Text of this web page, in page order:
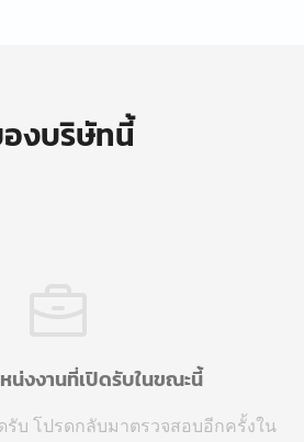
งบริษัทนี้
น่งงานที่เปิดรับในขณะนี้
รับ โปรดกลับมาตรวจสอบอีกครั้งใน